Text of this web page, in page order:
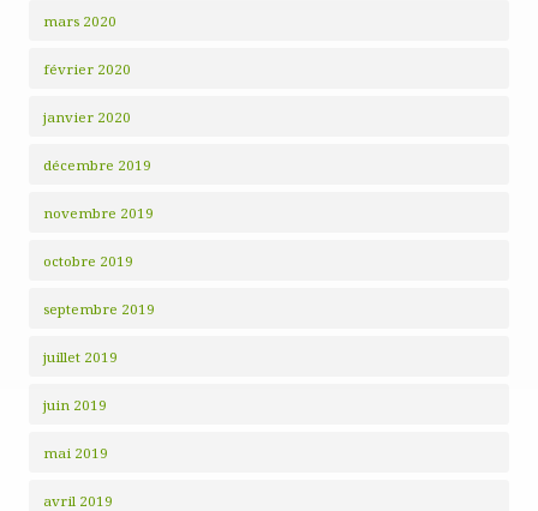
mars 2020
février 2020
janvier 2020
décembre 2019
novembre 2019
octobre 2019
septembre 2019
juillet 2019
juin 2019
mai 2019
avril 2019